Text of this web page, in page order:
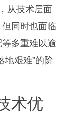
从技术层面
同时也面临
多重难以逾
地艰难”的阶
术优